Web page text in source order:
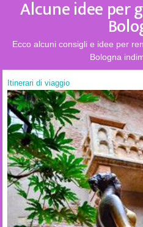
Alcune idee per
Ecco alcuni consigli e idee per
Bologna
Itinerari di viaggio